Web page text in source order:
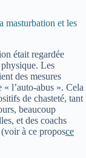
masturbation et les
était regardée
Les
des mesures
« l’auto-abus ». Cela
de chasteté, tant
beaucoup
et des coachs
à ce proposce